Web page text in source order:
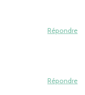
Répondre
Répondre